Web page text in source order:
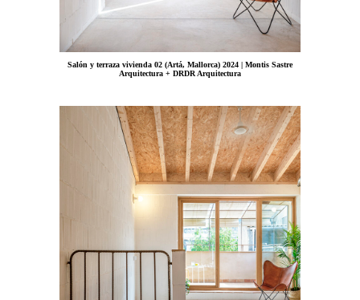
Salón y terraza vivienda 02 (Artá, Mallorca) 2024 | Montis Sastre
Arquitectura + DRDR Arquitectura